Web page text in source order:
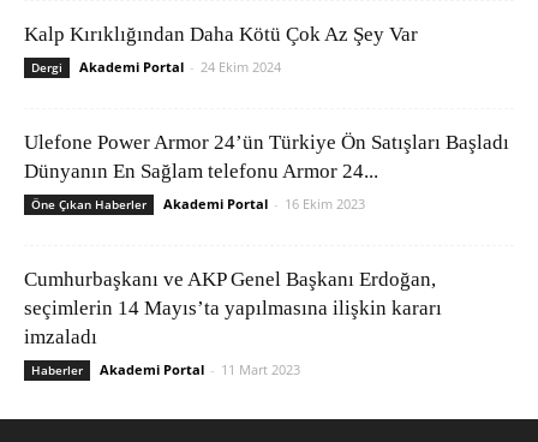
Kalp Kırıklığından Daha Kötü Çok Az Şey Var
Dergi Akademi Portal - 24 Ekim 2024
Ulefone Power Armor 24’ün Türkiye Ön Satışları Başladı
Dünyanın En Sağlam telefonu Armor 24...
Öne Çıkan Haberler Akademi Portal - 16 Ekim 2023
Cumhurbaşkanı ve AKP Genel Başkanı Erdoğan,
seçimlerin 14 Mayıs’ta yapılmasına ilişkin kararı
imzaladı
Haberler Akademi Portal - 11 Mart 2023